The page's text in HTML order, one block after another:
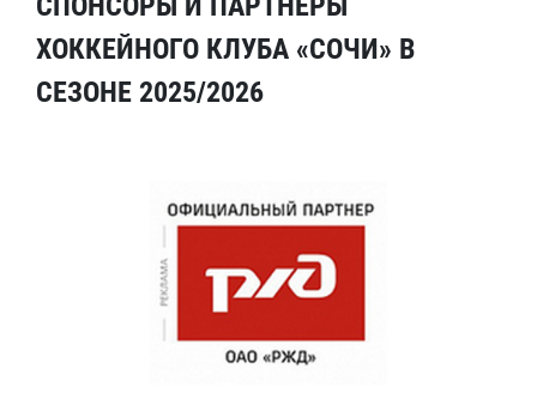
ХОККЕЙНОГО КЛУБА «СОЧИ» В
СЕЗОНЕ 2025/2026